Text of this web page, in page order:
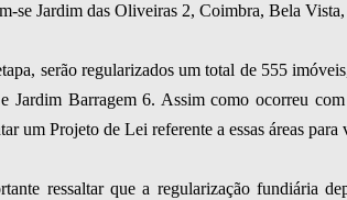
se Jardim das Oliveiras 2, Coimbra, Bela
serão regularizados um total de 555
Jardim Barragem 6. Assim como ocorreu
um Projeto de Lei referente a essas áreas
ressaltar que a regularização fundiária